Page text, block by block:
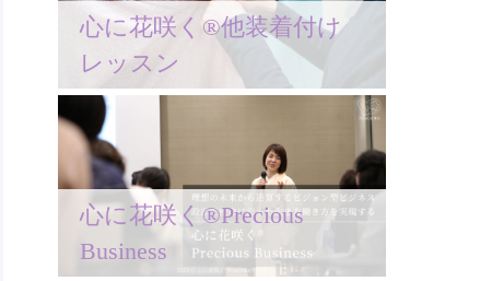
心に花咲く®他装着付け
レッスン
心に花咲く®Precious
Business